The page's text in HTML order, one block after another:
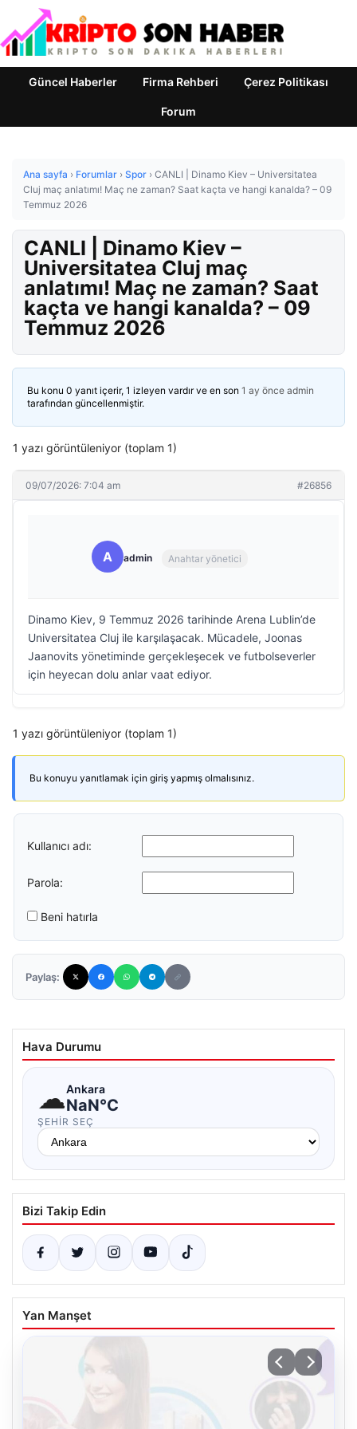
Güncel Haberler Firma Rehberi Çerez Politikası
Forum
Ana sayfa › Forumlar › Spor › CANLI | Dinamo Kiev – Universitatea
Cluj maç anlatımı! Maç ne zaman? Saat kaçta ve hangi kanalda? – 09
Temmuz 2026
CANLI | Dinamo Kiev –
Universitatea Cluj maç
anlatımı! Maç ne zaman? Saat
kaçta ve hangi kanalda? – 09
Temmuz 2026
Bu konu 0 yanıt içerir, 1 izleyen vardır ve en son 1 ay önce admin
tarafından güncellenmiştir.
1 yazı görüntüleniyor (toplam 1)
09/07/2026: 7:04 am #26856
A admin Anahtar yönetici
Dinamo Kiev, 9 Temmuz 2026 tarihinde Arena Lublin’de
Universitatea Cluj ile karşılaşacak. Mücadele, Joonas
Jaanovits yönetiminde gerçekleşecek ve futbolseverler
için heyecan dolu anlar vaat ediyor.
1 yazı görüntüleniyor (toplam 1)
Bu konuyu yanıtlamak için giriş yapmış olmalısınız.
Kullanıcı adı:
Parola:
Beni hatırla
Paylaş:
Hava Durumu
☁Ankara
NaN°C
ŞEHIR SEÇ
Bizi Takip Edin
Yan Manşet